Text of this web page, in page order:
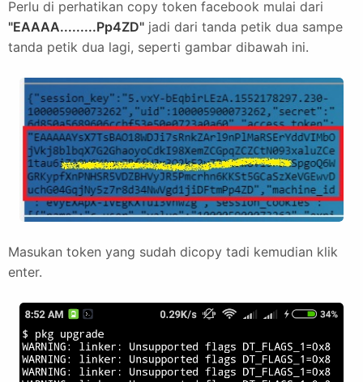
Perlu di perhatikan copy token facebook mulai dari
"EAAAA.........Pp4ZD" jadi dari tanda petik dua sampe
tanda petik dua lagi, seperti gambar dibawah ini.
Masukan token yang sudah dicopy tadi kemudian klik
enter.